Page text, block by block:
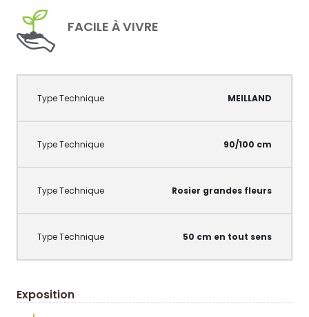
FACILE À VIVRE
MEILLAND
90/100 cm
Rosier grandes fleurs
50 cm en tout sens
Exposition